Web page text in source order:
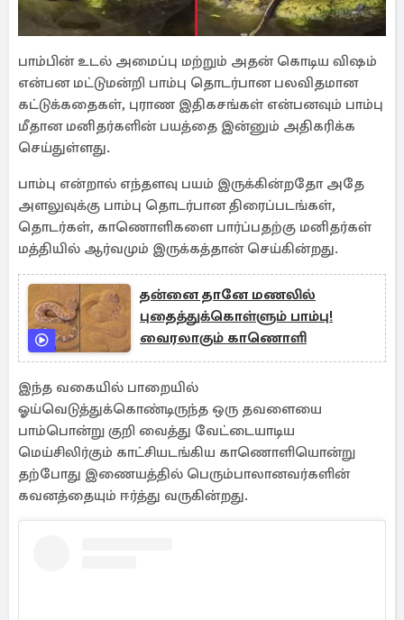
பாம்பின் உடல் அமைப்பு மற்றும் அதன் கொடிய விஷம்
என்பன மட்டுமன்றி பாம்பு தொடர்பான பலவிதமான
கட்டுக்கதைகள், புராண இதிகசங்கள் என்பனவும் பாம்பு
மீதான மனிதர்களின் பயத்தை இன்னும் அதிகரிக்க
செய்துள்ளது.
பாம்பு என்றால் எந்தளவு பயம் இருக்கின்றதோ அதே
அளலுவுக்கு பாம்பு தொடர்பான திரைப்படங்கள்,
தொடர்கள், காணொளிகளை பார்ப்பதற்கு மனிதர்கள்
மத்தியில் ஆர்வமும் இருக்கத்தான் செய்கின்றது.
தன்னை தானே மணலில்
புதைத்துக்கொள்ளும் பாம்பு!
வைரலாகும் காணொளி
இந்த வகையில் பாறையில்
ஓய்வெடுத்துக்கொண்டிருந்த ஒரு தவளையை
பாம்பொன்று குறி வைத்து வேட்டையாடிய
மெய்சிலிர்கும் காட்சியடங்கிய காணொளியொன்று
தற்போது இணையத்தில் பெரும்பாலானவர்களின்
கவனத்தையும் ஈர்த்து வருகின்றது.